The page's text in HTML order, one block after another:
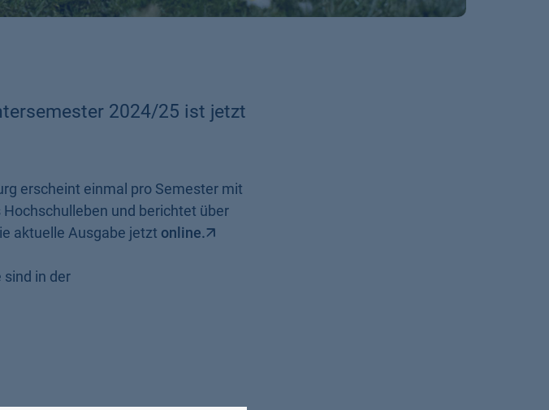
2024/25 ist jetzt
erscheint einmal pro Semester mit
und berichtet über
aktuelle Ausgabe jetzt online.
sind in der